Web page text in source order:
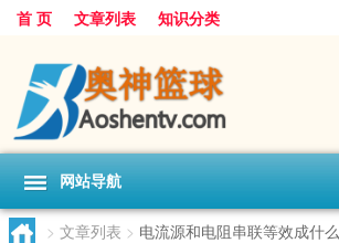
首 页 文章列表 知识分类
网站导航
> 文章列表 > 电流源和电阻串联等效成什么